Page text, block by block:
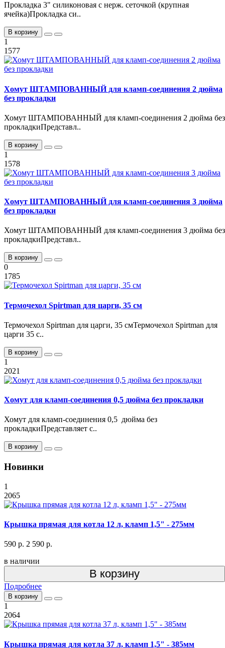
Прокладка 3" силиконовая с нерж. сеточкой (крупная
ячейка)Прокладка си..
В корзину
1
1577
Хомут ШТАМПОВАННЫЙ для кламп-соединения 2 дюйма
без прокладки
Хомут ШТАМПОВАННЫЙ для кламп-соединения 2 дюйма без
прокладкиПредставл..
В корзину
1
1578
Хомут ШТАМПОВАННЫЙ для кламп-соединения 3 дюйма
без прокладки
Хомут ШТАМПОВАННЫЙ для кламп-соединения 3 дюйма без
прокладкиПредставл..
В корзину
0
1785
Термочехол Spirtman для царги, 35 см
Термочехол Spirtman для царги, 35 смТермочехол Spirtman для
царги 35 с..
В корзину
1
2021
Хомут для кламп-соединения 0,5 дюйма без прокладки
Хомут для кламп-соединения 0,5 дюйма без
прокладкиПредставляет с..
В корзину
Новинки
1
2065
Крышка прямая для котла 12 л, кламп 1,5" - 275мм
590 р. 2 590 р.
в наличии
В корзину
Подробнее
В корзину
1
2064
Крышка прямая для котла 37 л, кламп 1,5" - 385мм